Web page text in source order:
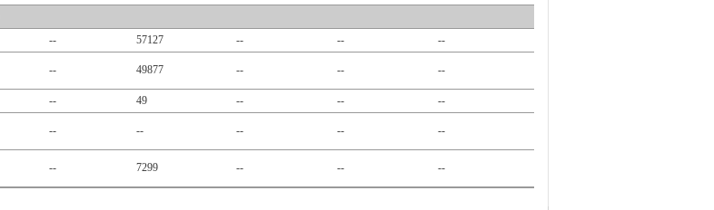
-- 57127 -- --
--
-- 49877 -- -- --
-- 49 -- --
--
-- -- -- -- --
-- 7299 -- -- --